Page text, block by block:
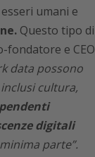
umani e
Questo tipo di
fondatore e CEO
data possono
cultura,
digitali
parte”.